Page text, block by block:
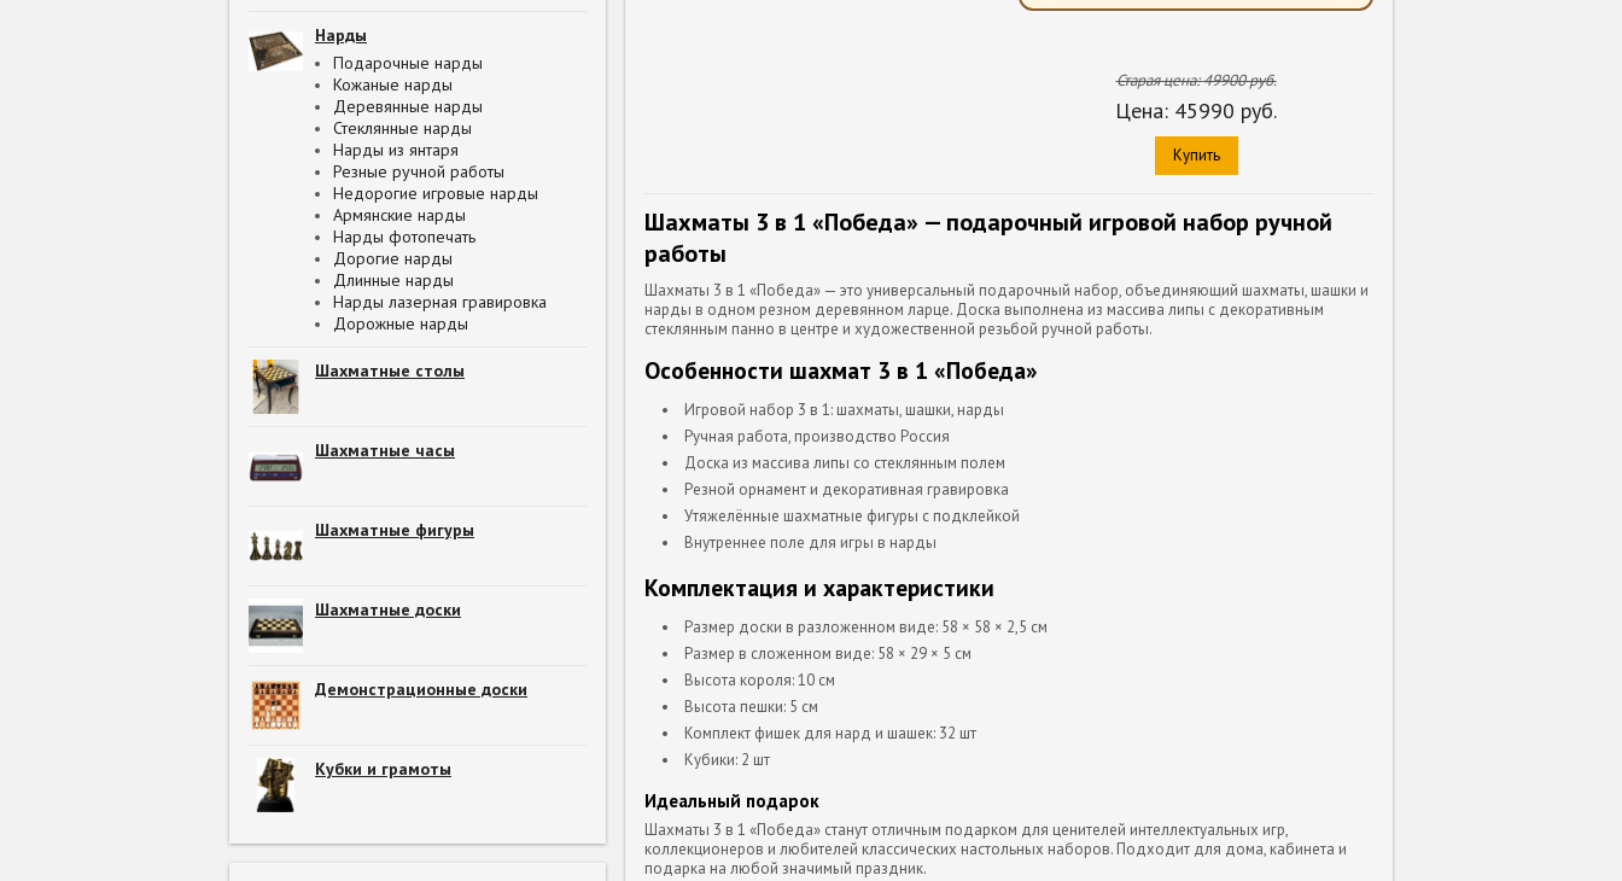
Нарды
Подарочные нарды
Кожаные нарды
Деревянные нарды
Стеклянные нарды
Нарды из янтаря
Резные ручной работы
Недорогие игровые нарды
Армянские нарды
Нарды фотопечать
Дорогие нарды
Длинные нарды
Нарды лазерная гравировка
Дорожные нарды
Шахматные столы
Шахматные часы
Шахматные фигуры
Шахматные доски
Демонстрационные доски
Кубки и грамоты
Старая цена:49900руб.
Цена: 45990 руб.
Купить
Шахматы 3 в 1 «Победа» — подарочный игровой набор ручной
работы
Шахматы 3 в 1 «Победа» — это универсальный подарочный набор, объединяющий шахматы, шашки и
нарды в одном резном деревянном ларце. Доска выполнена из массива липы с декоративным
стеклянным панно в центре и художественной резьбой ручной работы.
Особенности шахмат 3 в 1 «Победа»
Игровой набор 3 в 1: шахматы, шашки, нарды
Ручная работа, производство Россия
Доска из массива липы со стеклянным полем
Резной орнамент и декоративная гравировка
Утяжелённые шахматные фигуры с подклейкой
Внутреннее поле для игры в нарды
Комплектация и характеристики
Размер доски в разложенном виде: 58 × 58 × 2,5 см
Размер в сложенном виде: 58 × 29 × 5 см
Высота короля: 10 см
Высота пешки: 5 см
Комплект фишек для нард и шашек: 32 шт
Кубики: 2 шт
Идеальный подарок
Шахматы 3 в 1 «Победа» станут отличным подарком для ценителей интеллектуальных игр,
коллекционеров и любителей классических настольных наборов. Подходит для дома, кабинета и
подарка на любой значимый праздник.